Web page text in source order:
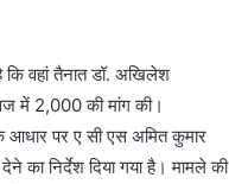
कि वहां तैनात डॉ. अखिलेश
में 2,000 की मांग की।
आधार पर ए सी एस अमित कुमार
का निर्देश दिया गया है। मामले की